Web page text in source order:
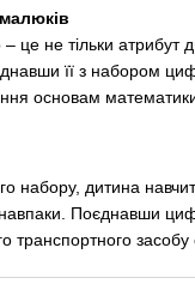
це не тільки атрибут
її з набором
основам
набору, дитина
Поєднавши
транспортного засобу